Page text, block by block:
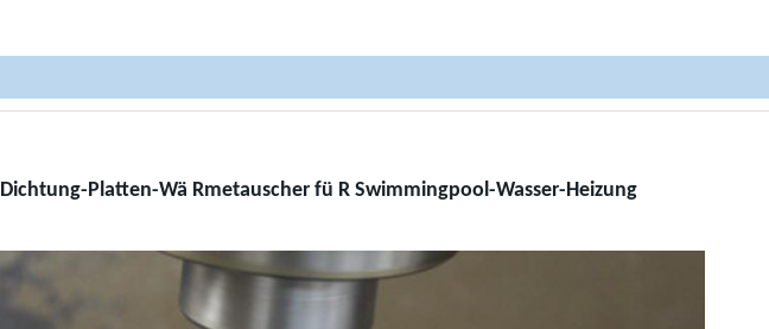
Dichtung-Platten-Wä Rmetauscher fü R Swimmingpool-Wasser-Heizung